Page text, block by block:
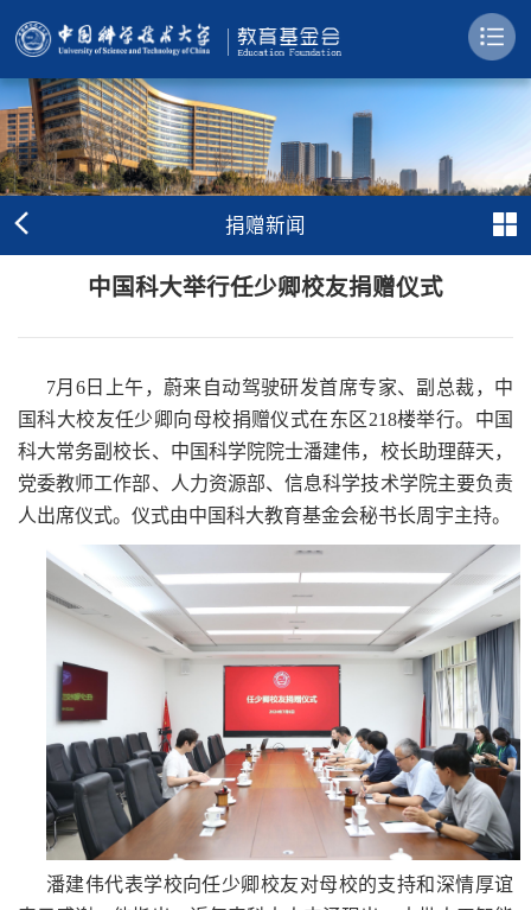
捐赠新闻
中国科大举行任少卿校友捐赠仪式
7月6日上午，蔚来自动驾驶研发首席专家、副总裁，中
国科大校友任少卿向母校捐赠仪式在东区218楼举行。中国
科大常务副校长、中国科学院院士潘建伟，校长助理薛天，
党委教师工作部、人力资源部、信息科学技术学院主要负责
人出席仪式。仪式由中国科大教育基金会秘书长周宇主持。
潘建伟代表学校向任少卿校友对母校的支持和深情厚谊